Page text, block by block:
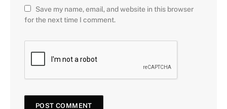
Save my name, email, and website in this browser
for the next time I comment.